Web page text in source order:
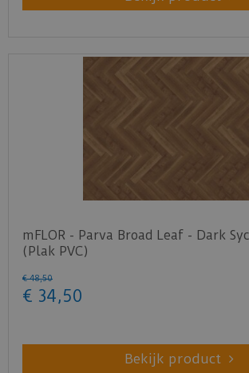
mFLOR - Parva Broad Leaf - Dark
(Plak PVC)
€ 48,50
€ 34,50
Bekijk product